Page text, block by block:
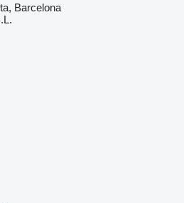
Barcelona